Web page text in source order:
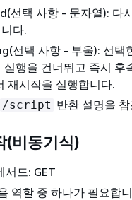
선택 사항 - 문자열): 다
다.
선택 사항 - 부울): 선택
실행을 건너뛰고 즉시 후
재시작을 실행합니다.
/script 반환 설명을
(비동기식)
서드: GET
역할 중 하나가 필요합